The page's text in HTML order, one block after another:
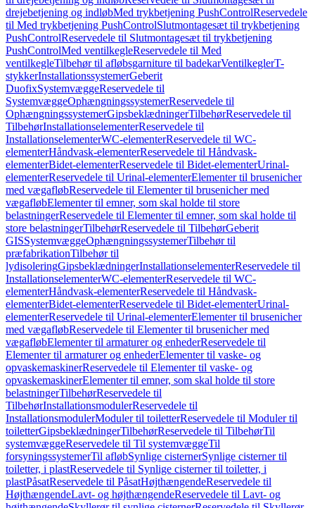
drejebetjening og indløbMed trykbetjening PushControlReservedele
til Med trykbetjening PushControlSlutmontagesæt til trykbetjening
PushControlReservedele til Slutmontagesæt til trykbetjening
PushControlMed ventilkegleReservedele til Med
ventilkegleTilbehør til afløbsgarniture til badekarVentilkeglerT-
stykkerInstallationssystemerGeberit
DuofixSystemvæggeReservedele til
SystemvæggeOphængningssystemerReservedele til
OphængningssystemerGipsbeklædningerTilbehørReservedele til
TilbehørInstallationselementerReservedele til
InstallationselementerWC-elementerReservedele til WC-
elementerHåndvask-elementerReservedele til Håndvask-
elementerBidet-elementerReservedele til Bidet-elementerUrinal-
elementerReservedele til Urinal-elementerElementer til brusenicher
med vægafløbReservedele til Elementer til brusenicher med
vægafløbElementer til emner, som skal holde til store
belastningerReservedele til Elementer til emner, som skal holde til
store belastningerTilbehørReservedele til TilbehørGeberit
GISSystemvæggeOphængningssystemerTilbehør til
præfabrikationTilbehør til
lydisoleringGipsbeklædningerInstallationselementerReservedele til
InstallationselementerWC-elementerReservedele til WC-
elementerHåndvask-elementerReservedele til Håndvask-
elementerBidet-elementerReservedele til Bidet-elementerUrinal-
elementerReservedele til Urinal-elementerElementer til brusenicher
med vægafløbReservedele til Elementer til brusenicher med
vægafløbElementer til armaturer og enhederReservedele til
Elementer til armaturer og enhederElementer til vaske- og
opvaskemaskinerReservedele til Elementer til vaske- og
opvaskemaskinerElementer til emner, som skal holde til store
belastningerTilbehørReservedele til
TilbehørInstallationsmodulerReservedele til
InstallationsmodulerModuler til toiletterReservedele til Moduler til
toiletterGipsbeklædningerTilbehørReservedele til TilbehørTil
systemvæggeReservedele til Til systemvæggeTil
forsyningssystemerTil afløbSynlige cisternerSynlige cisterner til
toiletter, i plastReservedele til Synlige cisterner til toiletter, i
plastPåsatReservedele til PåsatHøjthængendeReservedele til
HøjthængendeLavt- og højthængendeReservedele til Lavt- og